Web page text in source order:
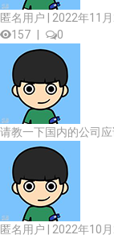
匿名用户 | 2022年11月
157
0
请教一下国内的公司
匿名用户 | 2022年10月